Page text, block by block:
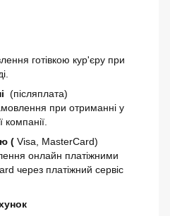
готівкою кур'єру при
(післяплата)
при отриманні у
компанії.
( Visa, MasterCard)
онлайн платіжними
через платіжний сервіс